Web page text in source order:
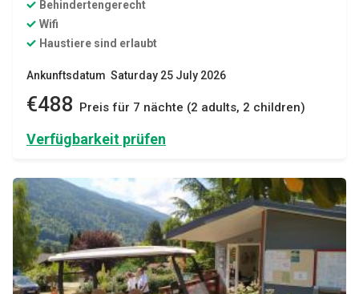
Behindertengerecht
Wifi
Haustiere sind erlaubt
Ankunftsdatum Saturday 25 July 2026
€488 Preis für 7 nächte (2 adults, 2 children)
Verfügbarkeit prüfen